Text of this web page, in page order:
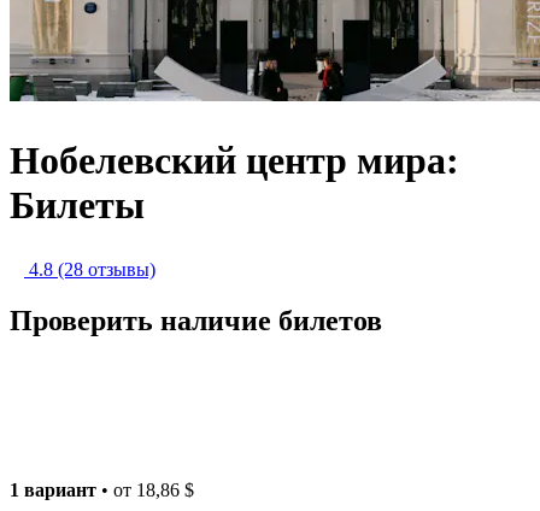
Нобелевский центр мира:
Билеты
4.8 (28 отзывы)
Проверить наличие билетов
1 вариант • от 18,86 $